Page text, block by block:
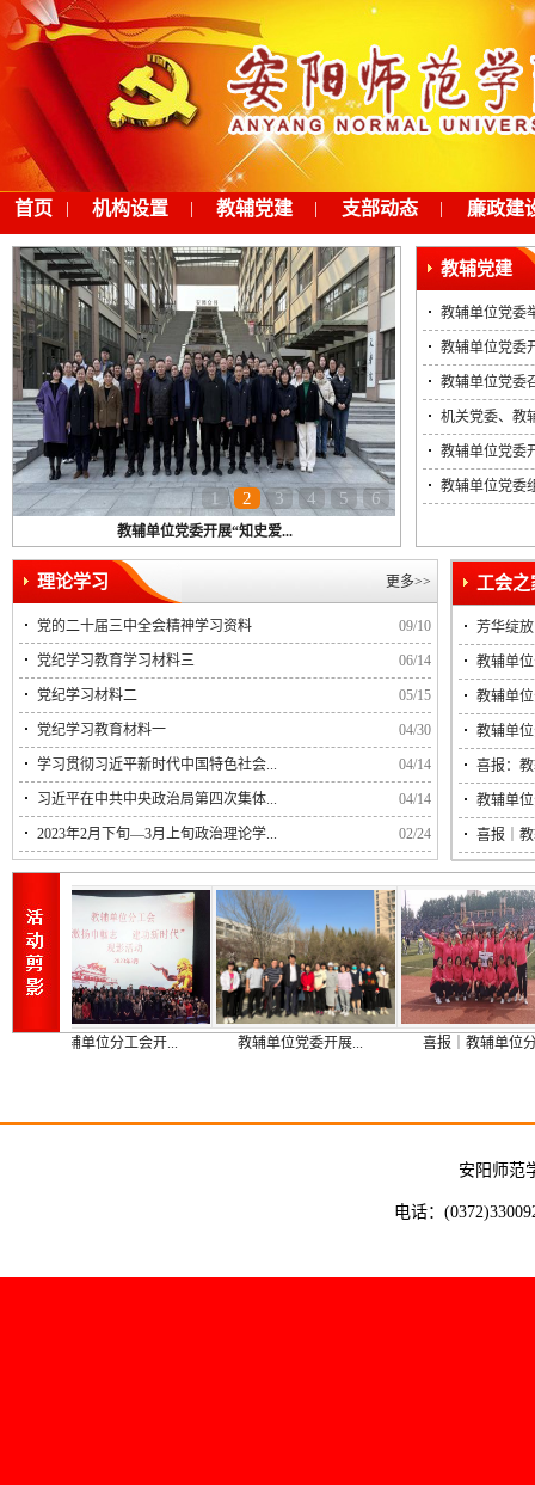
首页 | 机构设置 | 教辅党建 | 支部动态 | 廉政建
1 2 3 4 5 6
教辅单位党委开展“知史爱...
教辅党建
教辅单位党委
教辅单位党委
教辅单位党委
机关党委、教
教辅单位党委
教辅单位党委
更多>>
理论学习
09/10
党的二十届三中全会精神学习资料
06/14
党纪学习教育学习材料三
05/15
党纪学习材料二
04/30
党纪学习教育材料一
04/14
学习贯彻习近平新时代中国特色社会...
04/14
习近平在中共中央政治局第四次集体...
02/24
2023年2月下旬—3月上旬政治理论学...
芳华绽
教辅单
教辅单
教辅单
喜报：
教辅单
喜报｜
教辅单位分工会开... 教辅单位党委开展... 喜报｜教辅单位分...
安阳师范
电话：